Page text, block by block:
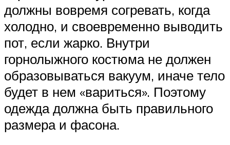
должны вовремя согревать, когда
холодно, и своевременно выводить
пот, если жарко. Внутри
горнолыжного костюма не должен
образовываться вакуум, иначе тело
будет в нем «вариться». Поэтому
одежда должна быть правильного
размера и фасона.